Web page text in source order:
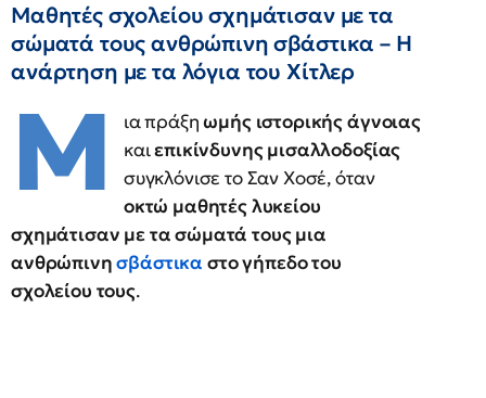
Μαθητές σχολείου σχημάτισαν με τα
σώματά τους ανθρώπινη σβάστικα – Η
ανάρτηση με τα λόγια του Χίτλερ
Μ ια πράξηωμής ιστορικής άγνοιας
καιεπικίνδυνης μισαλλοδοξίας
συγκλόνισε το Σαν Χοσέ, όταν
οκτώ μαθητές λυκείου
σχημάτισαν με τα σώματά τους μια
ανθρώπινησβάστικα στο γήπεδο του
σχολείου τους.